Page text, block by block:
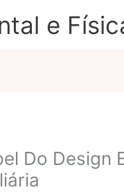
e
Do Design